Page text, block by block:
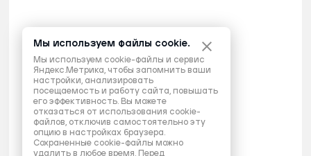
Мы используем файлы cookie.
Мы используем cookie-файлы и сервис
Яндекс.Метрика, чтобы запомнить ваши
настройки, анализировать
посещаемость и работу сайта, повышать
его эффективность. Вы можете
отказаться от использования cookie-
файлов, отключив самостоятельно эту
опцию в настройках браузера.
Сохраненные cookie-файлы можно
удалить в любое время. Перед